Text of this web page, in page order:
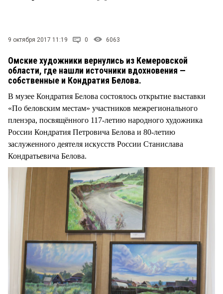
9 октября 2017 11:19 0 6063
Омские художники вернулись из Кемеровской
области, где нашли источники вдохновения —
собственные и Кондратия Белова.
В музее Кондратия Белова состоялось открытие выставки
«По беловским местам» участников межрегионального
пленэра, посвящённого 117-летию народного художника
России Кондратия Петровича Белова и 80-летию
заслуженного деятеля искусств России Станислава
Кондратьевича Белова.